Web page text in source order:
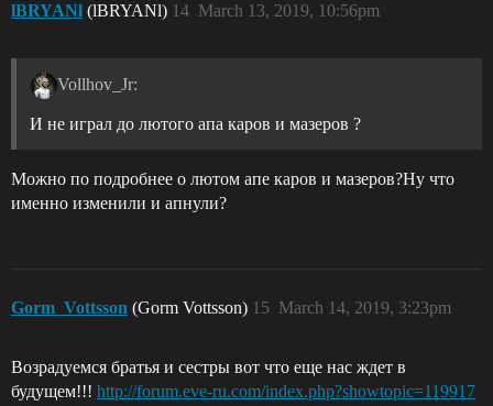
lBRYANl (lBRYANl) March 13, 2019, 10:56pm
14
Vollhov_Jr:
И не играл до лютого апа каров и мазеров ?
Можно по подробнее о лютом апе каров и мазеров?Ну что
именно изменили и апнули?
Gorm_Vottsson (Gorm Vottsson) March 14, 2019, 3:23pm
15
Возрадуемся братья и сестры вот что еще нас ждет в
будущем!!! http://forum.eve-ru.com/index.php?showtopic=119917